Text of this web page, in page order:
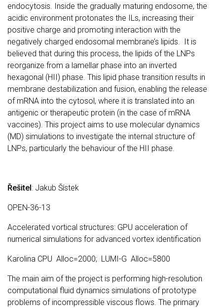
endocytosis. Inside the gradually maturing endosome, the
acidic environment protonates the ILs, increasing their
positive charge and promoting interaction with the
negatively charged endosomal membrane’s lipids. It is
believed that during this process, the lipids of the LNPs
reorganize from a lamellar phase into an inverted
hexagonal (HII) phase. This lipid phase transition results in
membrane destabilization and fusion, enabling the release
of mRNA into the cytosol, where it is translated into an
antigenic or therapeutic protein (in the case of mRNA
vaccines). This project aims to use molecular dynamics
(MD) simulations to investigate the internal structure of
LNPs, particularly the behaviour of the HII phase.
Řešitel : Jakub Šístek
OPEN-36-13
Accelerated vortical structures: GPU acceleration of
numerical simulations for advanced vortex identification
Karolina CPU Alloc=2000; LUMI-G Alloc=5800
The main aim of the project is performing high-resolution
computational fluid dynamics simulations of prototype
problems of incompressible viscous flows. The primary